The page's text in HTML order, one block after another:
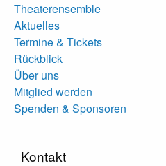
Theaterensemble
Aktuelles
Termine & Tickets
Rückblick
Über uns
Mitglied werden
Spenden & Sponsoren
Kontakt